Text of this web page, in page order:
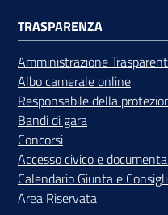
TRASPARENZA
Amministrazione
Albo camerale online
Responsabile della
Bandi di gara
Concorsi
Accesso civico e
Calendario Giunta e
Area Riservata